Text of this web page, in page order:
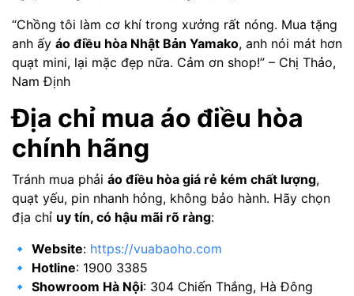
“Chồng tôi làm cơ khí trong xưởng rất nóng. Mua tặng
anh ấy áo điều hòa Nhật Bản Yamako, anh nói mát hơn
quạt mini, lại mặc đẹp nữa. Cảm ơn shop!” – Chị Thảo,
Nam Định
Địa chỉ mua áo điều hòa
chính hãng
Tránh mua phải áo điều hòa giá rẻ kém chất lượng,
quạt yếu, pin nhanh hỏng, không bảo hành. Hãy chọn
địa chỉ uy tín, có hậu mãi rõ ràng:
🔹 Website: https://vuabaoho.com
🔹 Hotline: 1900 3385
🔹 Showroom Hà Nội: 304 Chiến Thắng, Hà Đông